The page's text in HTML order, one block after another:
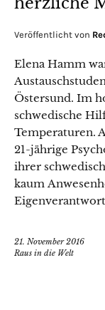
Veröffentlicht von
Elena Hamm
Östersund. Im
schwedische
Temperaturen.
21-jährige
ihrer
kaum
21. November 2016
Raus in die Welt